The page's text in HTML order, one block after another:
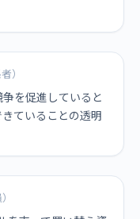
）
を促進していると
ていることの透明